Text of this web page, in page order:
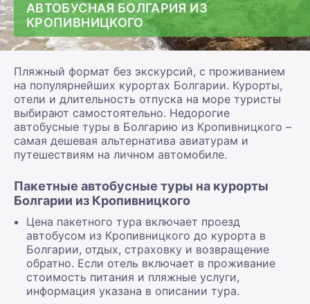
АВТОБУСНАЯ БОЛГАРИЯ ИЗ
КРОПИВНИЦКОГО
Пляжный формат без экскурсий, с проживанием
на популярнейших курортах Болгарии. Курорты,
отели и длительность отпуска на море туристы
выбирают самостоятельно. Недорогие
автобусные туры в Болгарию из Кропивницкого –
самая дешевая альтернатива авиатурам и
путешествиям на личном автомобиле.
Пакетные автобусные туры на курорты
Болгарии из Кропивницкого
Цена пакетного тура включает проезд
автобусом из Кропивницкого до курорта в
Болгарии, отдых, страховку и возвращение
обратно. Если отель включает в проживание
стоимость питания и пляжные услуги,
информация указана в описании тура.